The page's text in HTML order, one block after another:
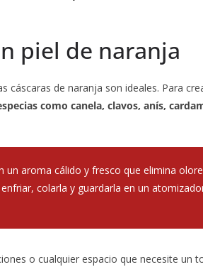
piel de naranja
cáscaras de naranja son ideales. Para
como canela, clavos, anís,
un aroma cálido y fresco que elimina
colarla y guardarla en un
o cualquier espacio que necesite un